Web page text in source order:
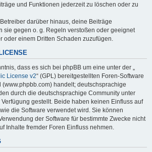
und Funktionen jederzeit zu löschen oder zu
darüber hinaus, deine Beiträge
sie gegen o. g. Regeln verstoßen oder geeignet
oder einem Dritten Schaden zuzufügen.
dass es sich bei phpBB um eine unter der „
License v2“ (GPL) bereitgestellten Foren-Software
(www.phpbb.com) handelt; deutschsprachige
durch die deutschsprachige Community unter
gestellt. Beide haben keinen Einfluss auf
die Software verwendet wird. Sie können
der Software für bestimmte Zwecke nicht
Inhalte fremder Foren Einfluss nehmen.